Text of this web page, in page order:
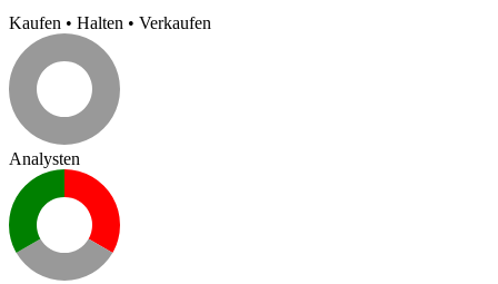
Kaufen • Halten • Verkaufen
Analysten